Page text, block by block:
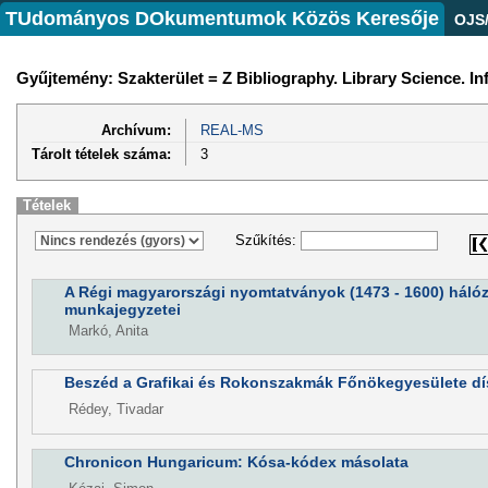
TUdományos DOkumentumok Közös Keresője
Gyűjtemény: Szakterület = Z Bibliography. Library Science.
Archívum:
REAL-MS
Tárolt tételek száma:
3
Tételek
Szűkítés:
A Régi magyarországi nyomtatványok (1473 - 1600)
munkajegyzetei
Markó, Anita
Beszéd a Grafikai és Rokonszakmák Főnökegyesülete
Rédey, Tivadar
Chronicon Hungaricum: Kósa-kódex másolata